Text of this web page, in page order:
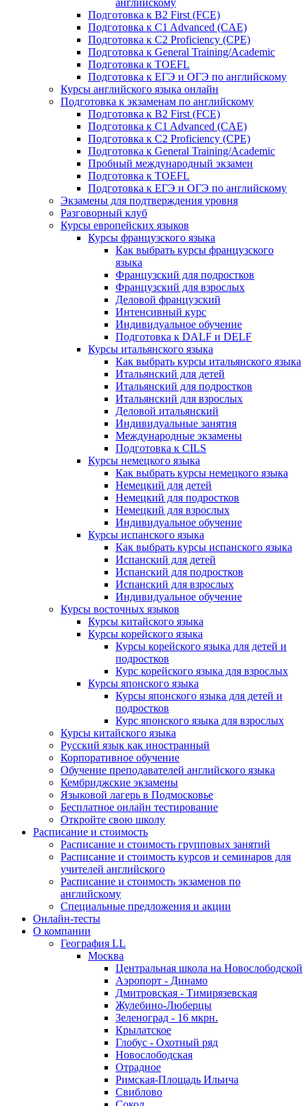
Подготовка к B2 First (FCE)
Подготовка к C1 Advanced (CAE)
Подготовка к C2 Proficiency (CPE)
Подготовка к General Training/Academic
Подготовка к TOEFL
Подготовка к ЕГЭ и ОГЭ по английскому
Курсы английского языка онлайн
Подготовка к экзаменам по английскому
Подготовка к B2 First (FCE)
Подготовка к C1 Advanced (CAE)
Подготовка к C2 Proficiency (CPE)
Подготовка к General Training/Academic
Пробный международный экзамен
Подготовка к TOEFL
Подготовка к ЕГЭ и ОГЭ по английскому
Экзамены для подтверждения уровня
Разговорный клуб
Курсы европейских языков
Курсы французского языка
Как выбрать курсы французского
языка
Французский для подростков
Французский для взрослых
Деловой французский
Интенсивный курс
Индивидуальное обучение
Подготовка к DALF и DELF
Курсы итальянского языка
Как выбрать курсы итальянского языка
Итальянский для детей
Итальянский для подростков
Итальянский для взрослых
Деловой итальянский
Индивидуальные занятия
Международные экзамены
Подготовка к CILS
Курсы немецкого языка
Как выбрать курсы немецкого языка
Немецкий для детей
Немецкий для подростков
Немецкий для взрослых
Индивидуальное обучение
Курсы испанского языка
Как выбрать курсы испанского языка
Испанский для детей
Испанский для подростков
Испанский для взрослых
Индивидуальное обучение
Курсы восточных языков
Курсы китайского языка
Курсы корейского языка
Курсы корейского языка для детей и
подростков
Курс корейского языка для взрослых
Курсы японского языка
Курсы японского языка для детей и
подростков
Курс японского языка для взрослых
Курсы китайского языка
Русский язык как иностранный
Корпоративное обучение
Обучение преподавателей английского языка
Кембриджские экзамены
Языковой лагерь в Подмосковье
Бесплатное онлайн тестирование
Откройте свою школу
Расписание и стоимость
Расписание и стоимость групповых занятий
Расписание и стоимость курсов и семинаров для
учителей английского
Расписание и стоимость экзаменов по
английскому
Специальные предложения и акции
Онлайн-тесты
О компании
География LL
Москва
Центральная школа на Новослободской
Аэропорт - Динамо
Дмитровская - Тимирязевская
Жулебино-Люберцы
Зеленоград - 16 мкрн.
Крылатское
Глобус - Охотный ряд
Новослободская
Отрадное
Римская-Площадь Ильича
Свиблово